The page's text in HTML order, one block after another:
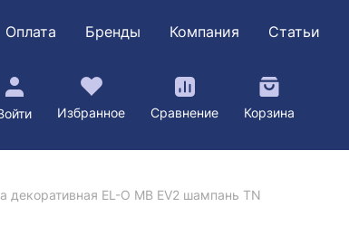
Оплата Бренды Компания Статьи
Избранное Сравнение Корзина
декоративная EL-O MB EV2 шампань TN